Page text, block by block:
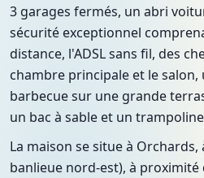
3 garages fermés, un abri
sécurité exceptionnel
distance, l'ADSL sans fil, des
chambre principale et le salon,
barbecue sur une grande
un bac à sable et un
La maison se situe à Orchards,
banlieue nord-est), à proximité